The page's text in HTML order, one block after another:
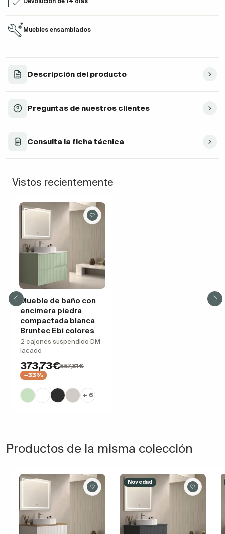
Muebles ensamblados
Descripción del producto
Preguntas de nuestros clientes
Consulta la ficha técnica
Vistos recientemente
Mueble de baño con
encimera piedra
compactada blanca
Bruntec Ebi colores
2 cajones suspendido DM
lacado
373,73€557,81€
−33%
+ 6
Productos de la misma colección
Novedad